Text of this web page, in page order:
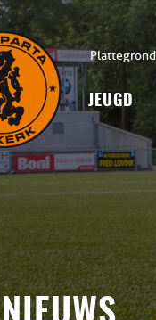
Plattegrond
JEUGD